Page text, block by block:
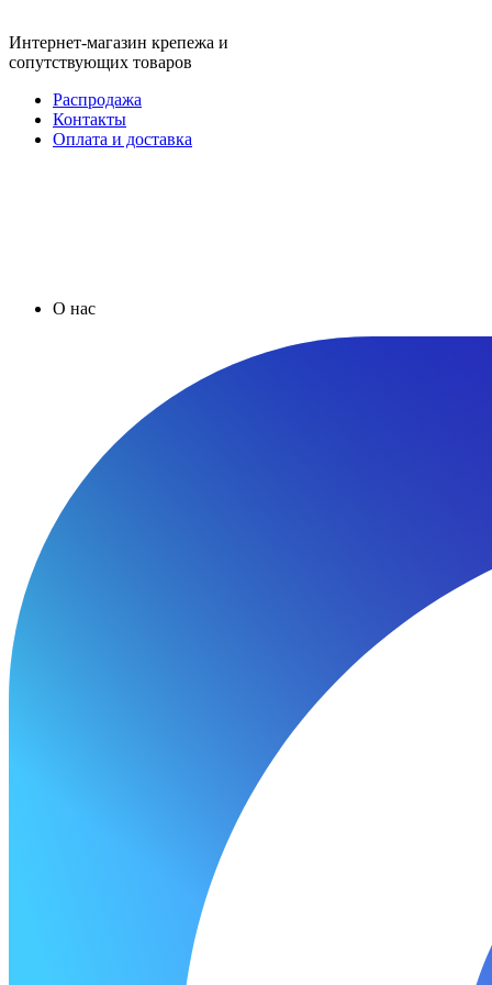
Интернет-магазин крепежа и
сопутствующих товаров
Распродажа
Контакты
Оплата и доставка
О нас